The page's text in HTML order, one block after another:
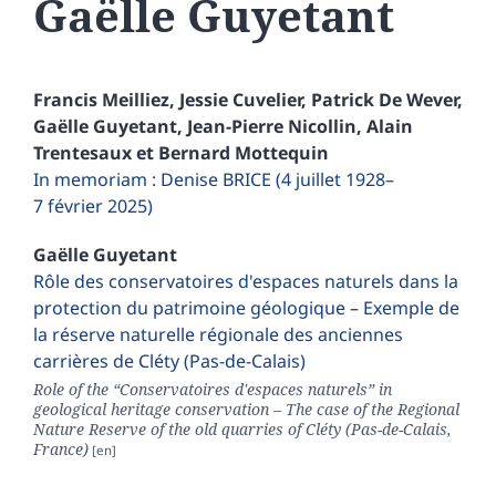
Gaëlle Guyetant
Francis Meilliez, Jessie Cuvelier, Patrick De Wever,
Gaëlle Guyetant, Jean-Pierre Nicollin, Alain
Trentesauxet Bernard Mottequin
In memoriam : Denise BRICE (4 juillet 1928–
7 février 2025)
Gaëlle Guyetant
Rôle des conservatoires d'espaces naturels dans la
protection du patrimoine géologique – Exemple de
la réserve naturelle régionale des anciennes
carrières de Cléty (Pas-de-Calais)
Role of the “Conservatoires d'espaces naturels” in
geological heritage conservation – The case of the Regional
Nature Reserve of the old quarries of Cléty (Pas-de-Calais,
France)